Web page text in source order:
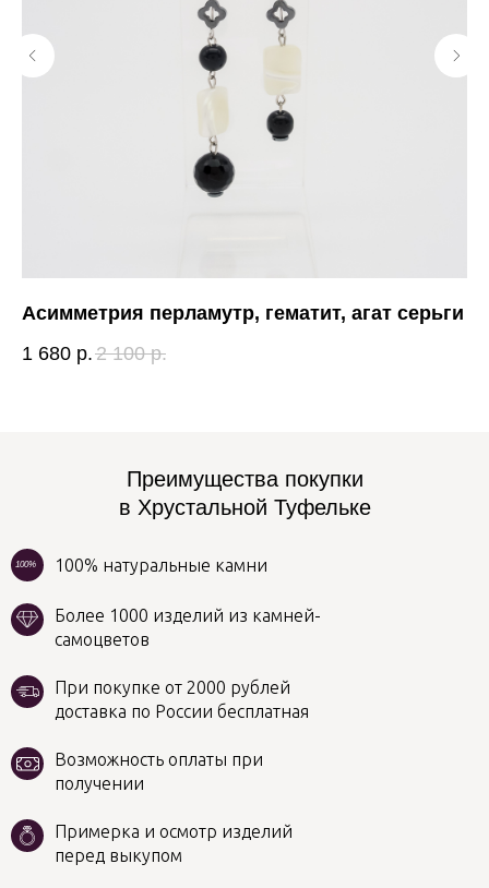
Асимметрия перламутр, гематит, агат серьги
1 680 р. 2 100 р.
100% натуральные камни
100%
Преимущества покупки
в Хрустальной Туфельке
Примерка и осмотр изделий
перед выкупом
Более 1000 изделий из камней-
самоцветов
Возможность оплаты при
получении
При покупке от 2000 рублей
доставка по России бесплатная